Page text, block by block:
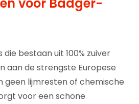
bestaan uit 100% zuiver
aan de strengste Europese
geen lijmresten of chemische
voor een schone